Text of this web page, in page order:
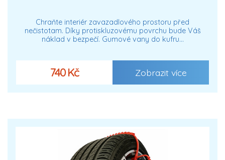
Chraňte interiér zavazadlového prostoru před
nečistotam. Díky protiskluzovému povrchu bude Váš
náklad v bezpečí. Gumové vany do kufru…
740 Kč Zobrazit více